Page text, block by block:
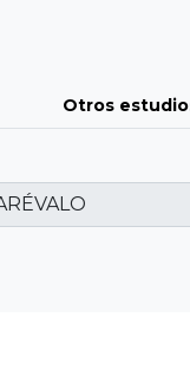
Otros